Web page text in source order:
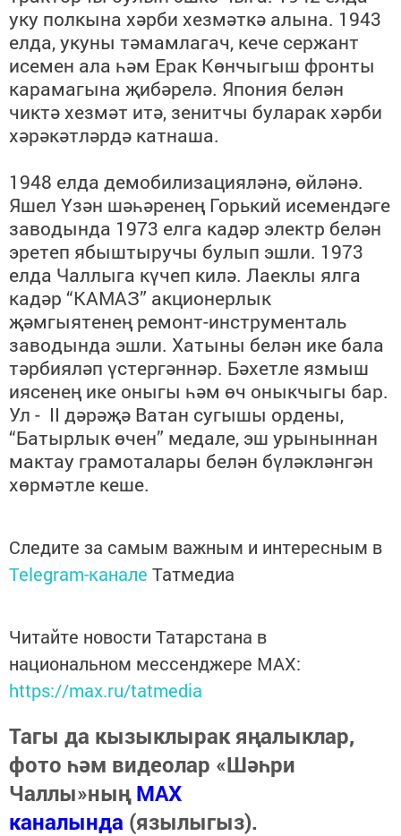
уку полкына хәрби хезмәткә алына. 1943
елда, укуны тәмамлагач, кече сержант
исемен ала һәм Ерак Көнчыгыш фронты
карамагына җибәрелә. Япония белән
чиктә хезмәт итә, зенитчы буларак хәрби
хәрәкәтләрдә катнаша.
1948 елда демобилизацияләнә, өйләнә.
Яшел Үзән шәһәренең Горький исемендәге
заводында 1973 елга кадәр электр белән
эретеп ябыштыручы булып эшли. 1973
елда Чаллыга күчеп килә. Лаеклы ялга
кадәр “КАМАЗ” акционерлык
җәмгыятенең ремонт-инструменталь
заводында эшли. Хатыны белән ике бала
тәрбияләп үстергәннәр. Бәхетле язмыш
иясенең ике оныгы һәм өч оныкчыгы бар.
Ул - ІІ дәрәҗә Ватан сугышы ордены,
“Батырлык өчен” медале, эш урыныннан
мактау грамоталары белән бүләкләнгән
хөрмәтле кеше.
Следите за самым важным и интересным в
Telegram-канале Татмедиа
Читайте новости Татарстана в
национальном мессенджере MАХ:
https://max.ru/tatmedia
Тагы да кызыклырак яңалыклар,
фото һәм видеолар «Шәһри
Чаллы»ныңMAX
каналында (язылыгыз).